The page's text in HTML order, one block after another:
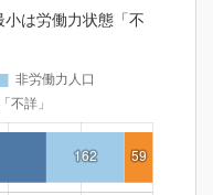
は労働力状態「不